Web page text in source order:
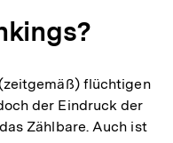
flüchtigen
der Eindruck der
Zählbare. Auch ist